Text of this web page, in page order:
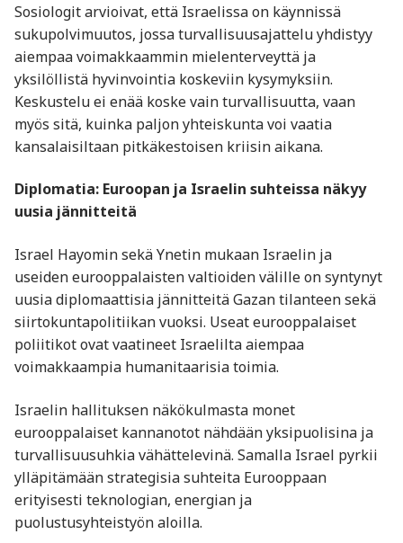
Sosiologit arvioivat, että Israelissa on käynnissä
sukupolvimuutos, jossa turvallisuusajattelu yhdistyy
aiempaa voimakkaammin mielenterveyttä ja
yksilöllistä hyvinvointia koskeviin kysymyksiin.
Keskustelu ei enää koske vain turvallisuutta, vaan
myös sitä, kuinka paljon yhteiskunta voi vaatia
kansalaisiltaan pitkäkestoisen kriisin aikana.
Diplomatia: Euroopan ja Israelin suhteissa näkyy
uusia jännitteitä
Israel Hayomin sekä Ynetin mukaan Israelin ja
useiden eurooppalaisten valtioiden välille on syntynyt
uusia diplomaattisia jännitteitä Gazan tilanteen sekä
siirtokuntapolitiikan vuoksi. Useat eurooppalaiset
poliitikot ovat vaatineet Israelilta aiempaa
voimakkaampia humanitaarisia toimia.
Israelin hallituksen näkökulmasta monet
eurooppalaiset kannanotot nähdään yksipuolisina ja
turvallisuusuhkia vähättelevinä. Samalla Israel pyrkii
ylläpitämään strategisia suhteita Eurooppaan
erityisesti teknologian, energian ja
puolustusyhteistyön aloilla.